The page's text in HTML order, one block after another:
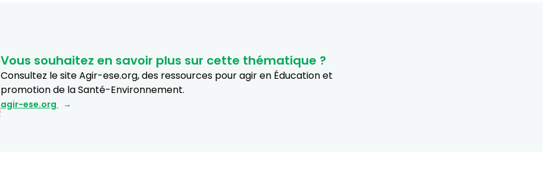
Vous souhaitez en savoir plus sur cette thématique ?
Consultez le site Agir-ese.org, des ressources pour agir en Éducation et
promotion de la Santé-Environnement.
agir-ese.org